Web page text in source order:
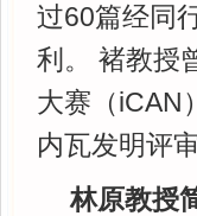
过60篇经同
利。 褚教授
大赛（iCAN
内瓦发明评
林原教授